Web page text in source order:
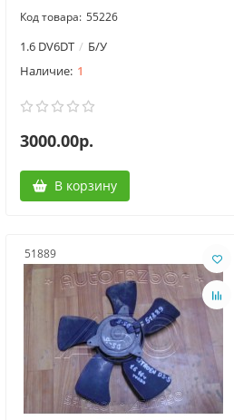
55226
1.6 DV6DT Б/У
1
3000.00р.
В корзину
51889